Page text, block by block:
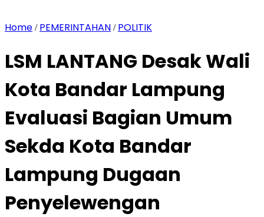
Home / PEMERINTAHAN / POLITIK
LSM LANTANG Desak Wali
Kota Bandar Lampung
Evaluasi Bagian Umum
Sekda Kota Bandar
Lampung Dugaan
Penyelewengan